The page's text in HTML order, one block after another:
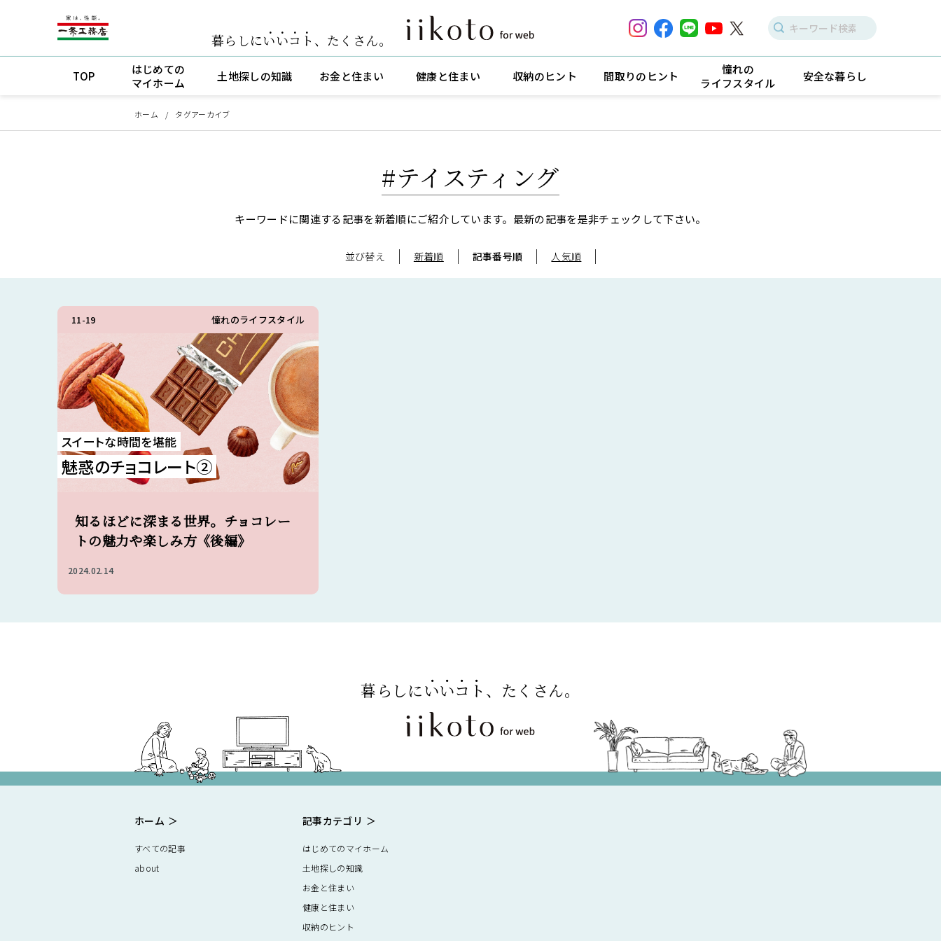
暮らしにいいコト 、 たくさん。
TOP
はじめての
マイホーム
土地探しの知識 お金と住まい 健康と住まい 収納のヒント 間取りのヒント
憧れの
ライフスタイル
安全な暮らし
ホーム タグアーカイブ
#テイスティング
キーワードに関連する記事を新着順にご紹介しています。 最新の記事を是非チェックして下さい。
並び替え 新着順 記事番号順 人気順
11-19 憧れのライフスタイル
スイートな時間を堪能
魅惑のチョコレート②
知るほどに深まる世界。チョコレー
トの魅力や楽しみ方《後編》
2024.02.14
暮らしにいいコト、たくさん。
ホーム
すべての記事
about
記事カテゴリ
はじめてのマイホーム
土地探しの知識
お金と住まい
健康と住まい
収納のヒント